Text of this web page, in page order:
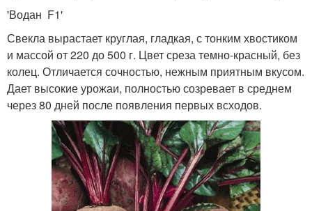
'Водан F1'
Свекла вырастает круглая, гладкая, с тонким хвостиком
и массой от 220 до 500 г. Цвет среза темно-красный, без
колец. Отличается сочностью, нежным приятным вкусом.
Дает высокие урожаи, полностью созревает в среднем
через 80 дней после появления первых всходов.